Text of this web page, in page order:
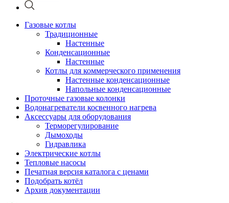
Газовые котлы
Традиционные
Настенные
Конденсационные
Настенные
Котлы для коммерческого применения
Настенные конденсационные
Напольные конденсационные
Проточные газовые колонки
Водонагреватели косвенного нагрева
Аксессуары для оборудования
Терморегулирование
Дымоходы
Гидравлика
Электрические котлы
Тепловые насосы
Печатная версия каталога с ценами
Подобрать котёл
Архив документации